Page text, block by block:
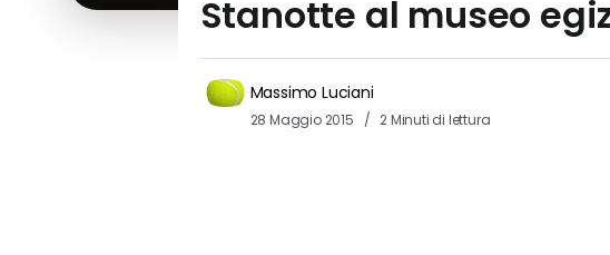
Stanotte al museo
Massimo Luciani
28 Maggio 2015 2 Minuti di lettura